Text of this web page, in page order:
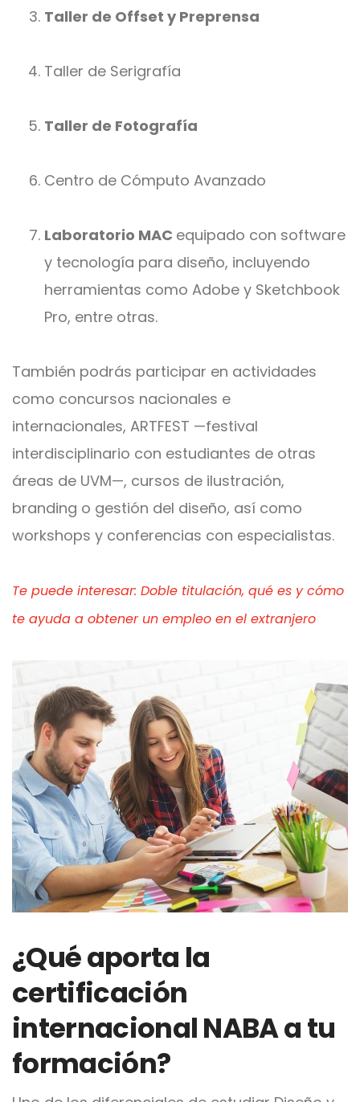
Taller de Offset y Preprensa
Taller de Serigrafía
Taller de Fotografía
Centro de Cómputo Avanzado
Laboratorio MAC equipado con software
y tecnología para diseño, incluyendo
herramientas como Adobe y Sketchbook
Pro, entre otras.
También podrás participar en actividades
como concursos nacionales e
internacionales, ARTFEST —festival
interdisciplinario con estudiantes de otras
áreas de UVM—, cursos de ilustración,
branding o gestión del diseño, así como
workshops y conferencias con especialistas.
Te puede interesar: Doble titulación, qué es y cómo
te ayuda a obtener un empleo en el extranjero
¿Qué aporta la
certificación
internacional NABA a tu
formación?